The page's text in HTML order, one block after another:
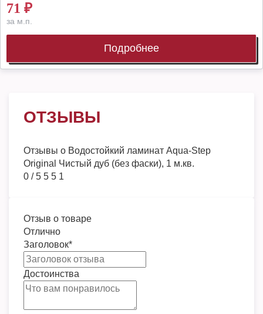
71 ₽
за м.п.
Подробнее
ОТЗЫВЫ
Отзывы о Водостойкий ламинат Aqua-Step
Original Чистый дуб (без фаски), 1 м.кв.
0 /5 5 5 1
Отзыв о товаре
Отлично
Заголовок*
Достоинства